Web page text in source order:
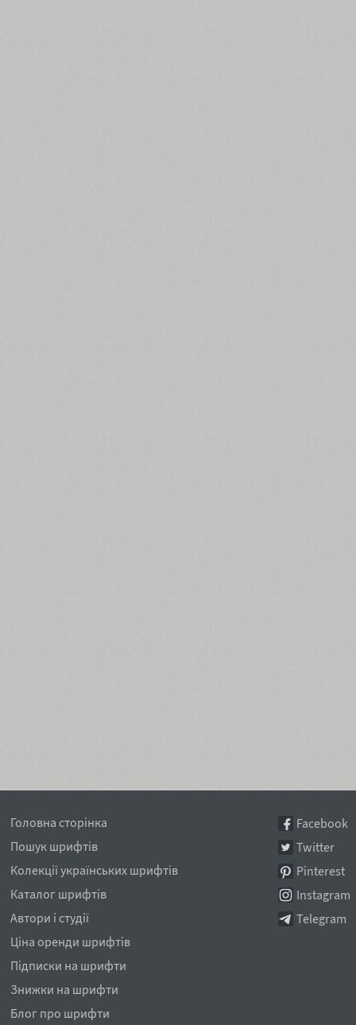
Головна сторінка
Пошук шрифтів
Колекції українських шрифтів
Каталог шрифтів
Автори і студії
Ціна оренди шрифтів
Підписки на шрифти
Знижки на шрифти
Блог про шрифти
Facebook
Twitter
Pinterest
Instagram
Telegram